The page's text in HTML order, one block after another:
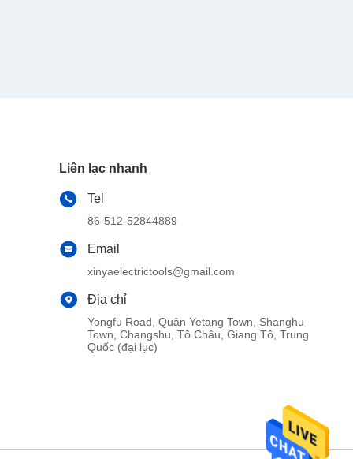
Liên lạc nhanh
Tel
86-512-52844889
Email
xinyaelectrictools@gmail.com
Địa chỉ
Yongfu Road, Quận Yetang Town, Shanghu
Town, Changshu, Tô Châu, Giang Tô, Trung
Quốc (đại lục)